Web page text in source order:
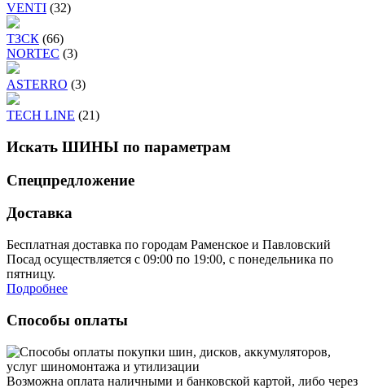
VENTI (32)
ТЗСК (66)
NORTEC (3)
ASTERRO (3)
TECH LINE (21)
Искать ШИНЫ по параметрам
Спецпредложение
Доставка
Бесплатная доставка по городам Раменское и Павловский
Посад осуществляется с 09:00 по 19:00, с понедельника по
пятницу.
Подробнее
Способы оплаты
Возможна оплата наличными и банковской картой, либо через